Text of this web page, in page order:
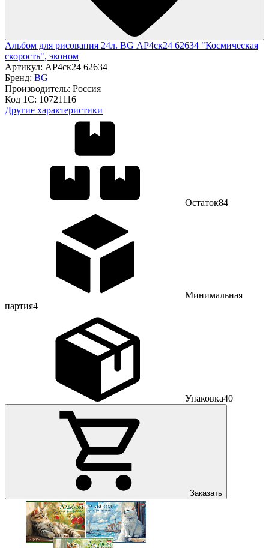
Альбом для рисования 24л. BG АР4ск24 62634 "Космическая
скорость", эконом
Артикул: АР4ск24 62634
Бренд: BG
Производитель: Россия
Код 1С: 10721116
Другие характеристики
Остаток84
Минимальная
партия4
Упаковка40
Заказать